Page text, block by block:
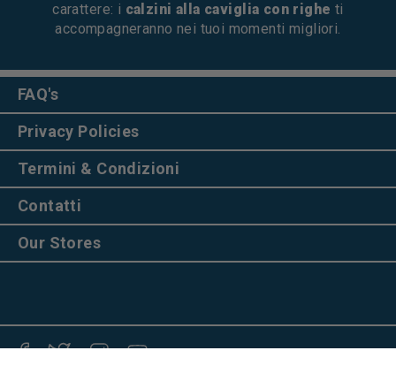
carattere: i calzini alla caviglia con righe ti
accompagneranno nei tuoi momenti migliori.
FAQ's
Privacy Policies
Termini & Condizioni
Contatti
Our Stores
FacebookTwitterInstagram
YouTube